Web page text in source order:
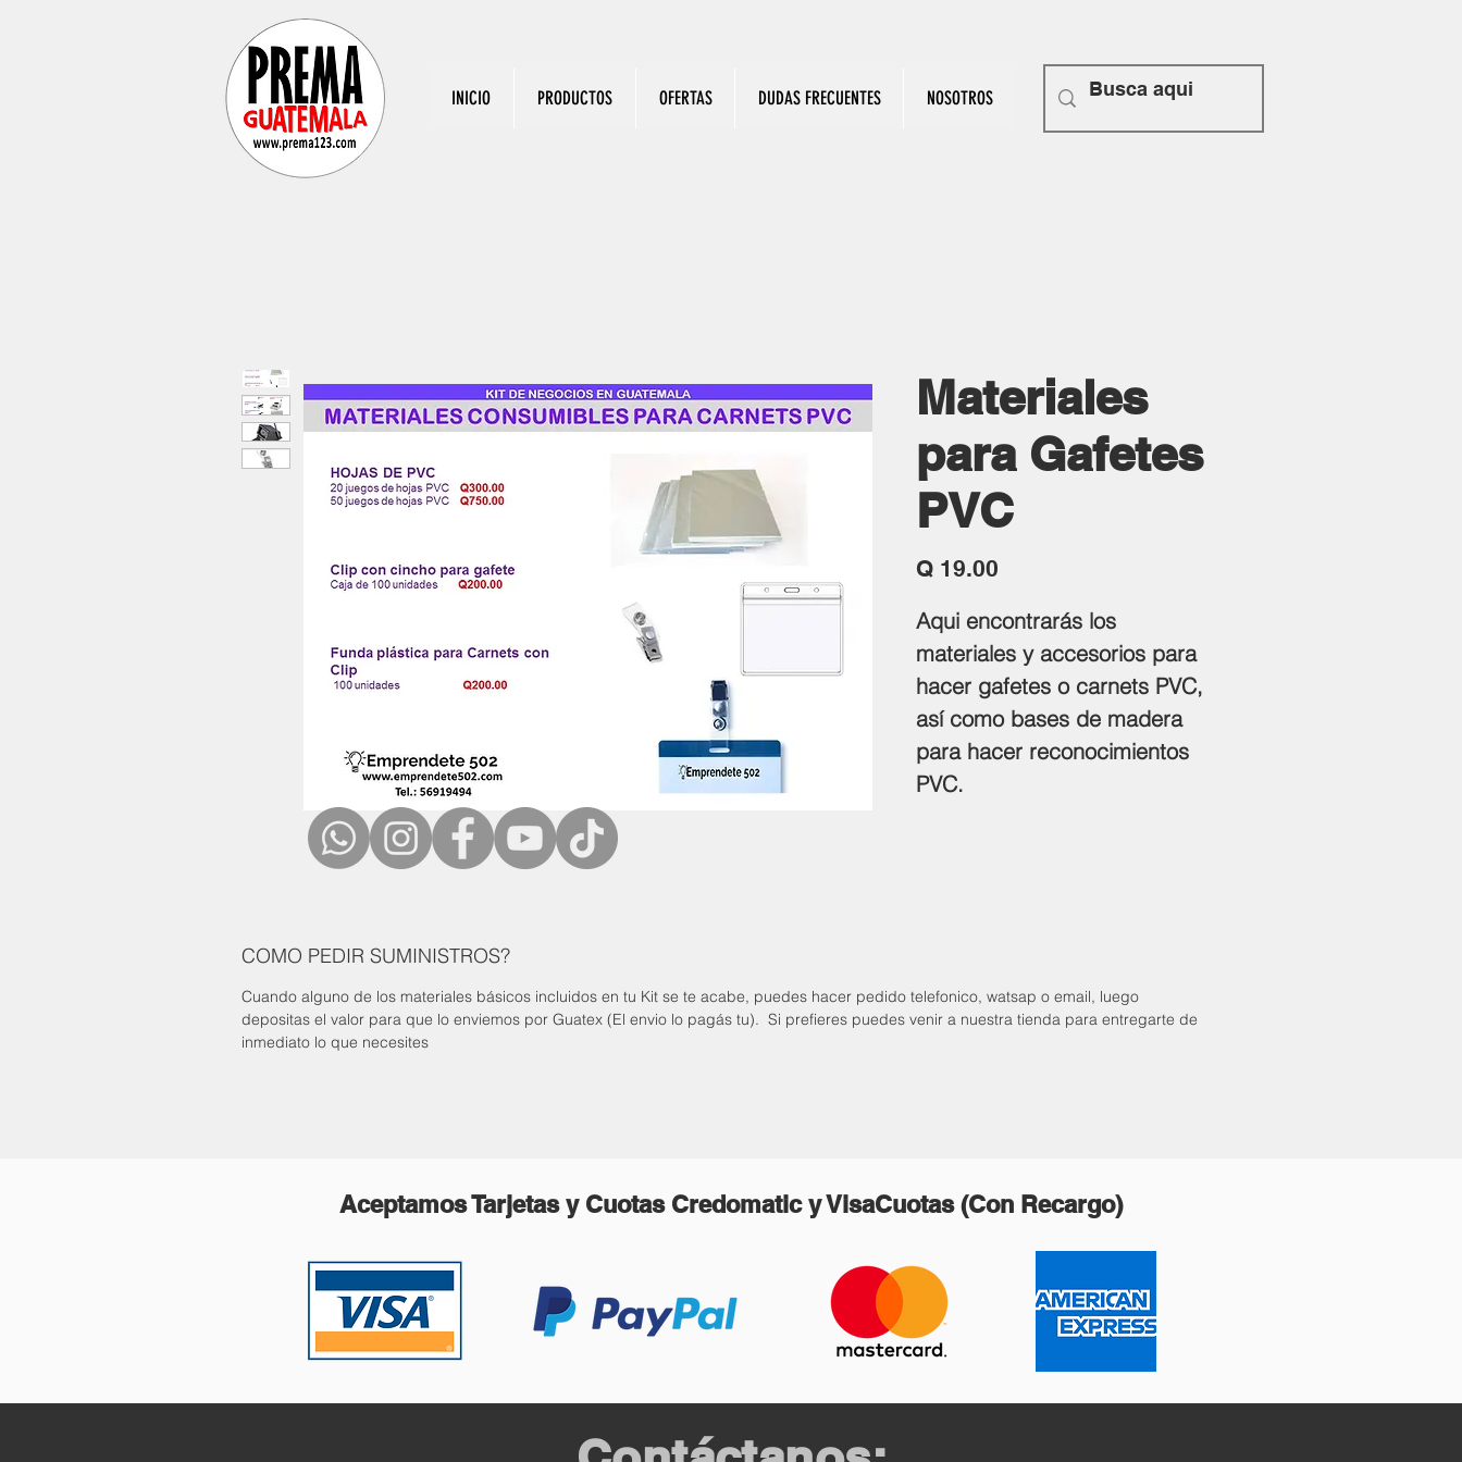
INICIO PRODUCTOS OFERTAS DUDAS FRECUENTES NOSOTROS
Materiales
para Gafetes
PVC
Q 19.00
Aqui encontrarás los
materiales y accesorios para
hacer gafetes o carnets PVC,
así como bases de madera
para hacer reconocimientos
PVC.
COMO PEDIR SUMINISTROS?
Cuando alguno de los materiales básicos incluidos en tu Kit se te acabe, puedes hacer pedido telefonico, watsap o email, luego
depositas el valor para que lo enviemos por Guatex (El envio lo pagás tu). Si prefieres puedes venir a nuestra tienda para entregarte de
inmediato lo que necesites
Aceptamos Tarjetas y Cuotas Credomatic y VisaCuotas (Con Recargo)